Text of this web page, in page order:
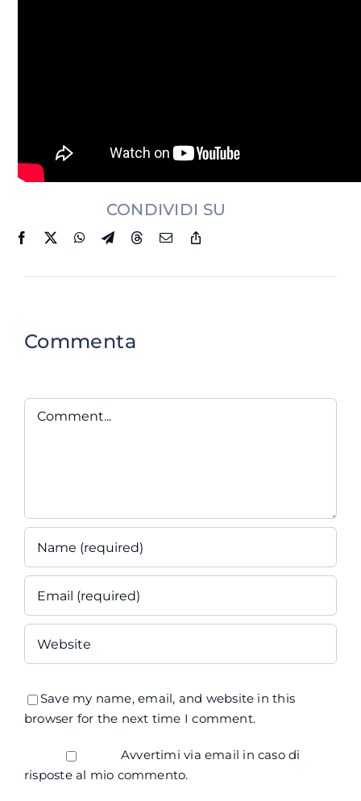
CONDIVIDI SU
Commenta
Comment
Save my name, email, and website in this
browser for the next time I comment.
Avvertimi via email in caso di
risposte al mio commento.